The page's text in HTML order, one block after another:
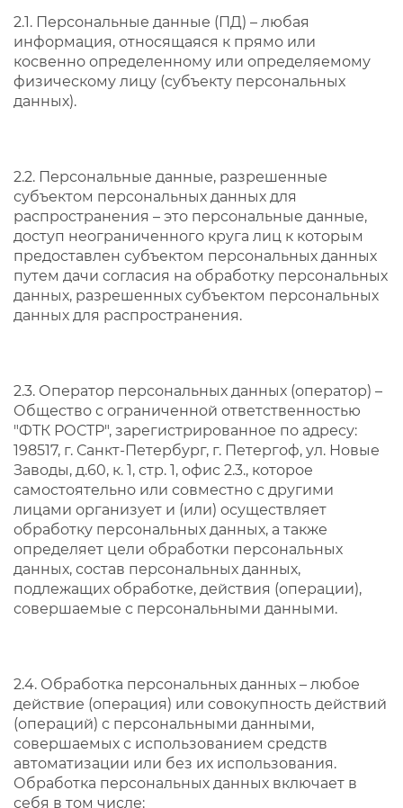
2.1. Персональные данные (ПД) – любая
информация, относящаяся к прямо или
косвенно определенному или определяемому
физическому лицу (субъекту персональных
данных).
2.2. Персональные данные, разрешенные
субъектом персональных данных для
распространения – это персональные данные,
доступ неограниченного круга лиц к которым
предоставлен субъектом персональных данных
путем дачи согласия на обработку персональных
данных, разрешенных субъектом персональных
данных для распространения.
2.3. Оператор персональных данных (оператор) –
Общество с ограниченной ответственностью
"ФТК РОСТР", зарегистрированное по адресу:
198517, г. Санкт-Петербург, г. Петергоф, ул. Новые
Заводы, д.60, к. 1, стр. 1, офис 2.3., которое
самостоятельно или совместно с другими
лицами организует и (или) осуществляет
обработку персональных данных, а также
определяет цели обработки персональных
данных, состав персональных данных,
подлежащих обработке, действия (операции),
совершаемые с персональными данными.
2.4. Обработка персональных данных – любое
действие (операция) или совокупность действий
(операций) с персональными данными,
совершаемых с использованием средств
автоматизации или без их использования.
Обработка персональных данных включает в
себя в том числе: